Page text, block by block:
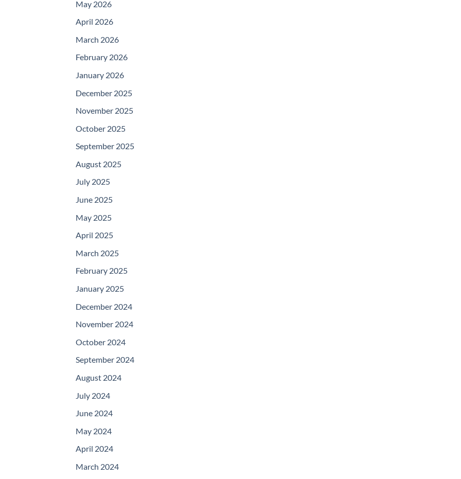
May 2026
April 2026
March 2026
February 2026
January 2026
December 2025
November 2025
October 2025
September 2025
August 2025
July 2025
June 2025
May 2025
April 2025
March 2025
February 2025
January 2025
December 2024
November 2024
October 2024
September 2024
August 2024
July 2024
June 2024
May 2024
April 2024
March 2024